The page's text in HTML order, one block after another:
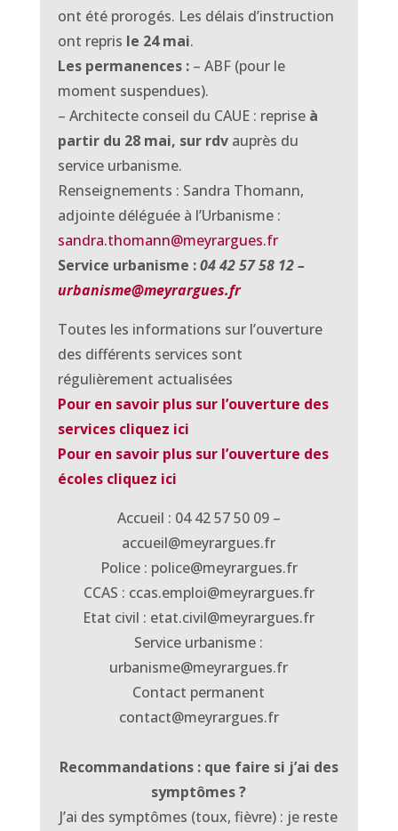
ont été prorogés. Les délais d’instruction
ont repris le 24 mai.
Les permanences : – ABF (pour le
moment suspendues).
– Architecte conseil du CAUE : reprise à
partir du 28 mai, sur rdvauprès du
service urbanisme.
Renseignements : Sandra Thomann,
adjointe déléguée à l’Urbanisme :
sandra.thomann@meyrargues.fr
Service urbanisme :04 42 57 58 12 –
urbanisme@meyrargues.fr
Toutes les informations sur l’ouverture
des différents services sont
régulièrement actualisées
Pour en savoir plus sur l’ouverture des
services cliquez ici
Pour en savoir plus sur l’ouverture des
écoles cliquez ici
Accueil : 04 42 57 50 09 –
accueil@meyrargues.fr
Police : police@meyrargues.fr
CCAS : ccas.emploi@meyrargues.fr
Etat civil : etat.civil@meyrargues.fr
Service urbanisme :
urbanisme@meyrargues.fr
Contact permanent
contact@meyrargues.fr
Recommandations : que faire si j’ai des
symptômes ?
J’ai des symptômes (toux, fièvre) : je reste